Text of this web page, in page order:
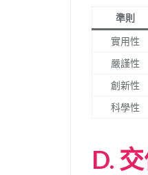
準則
實用性
嚴謹性
創新性
科學性
D.